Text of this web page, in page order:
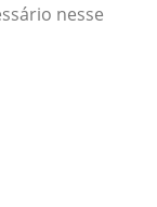
nesse